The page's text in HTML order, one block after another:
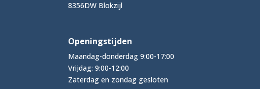
8356DW Blokzijl
Openingstijden
Maandag-donderdag 9:00-17:00
Vrijdag: 9:00-12:00
Zaterdag en zondag gesloten